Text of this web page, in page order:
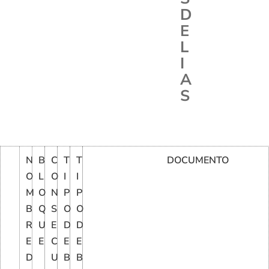
D
E
L
I
A
S
N
O
M
B
R
E
D
B
L
O
Q
U
E
C
O
N
S
E
C
U
T
I
P
O
D
E
B
T
I
P
O
D
E
B
DOCUMENTO